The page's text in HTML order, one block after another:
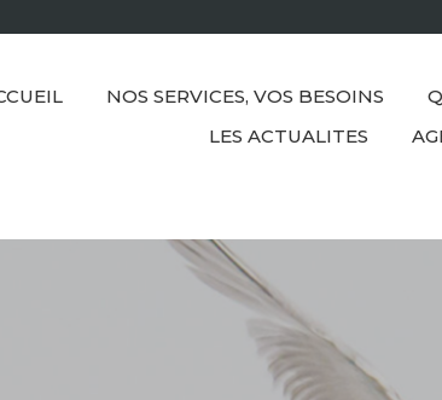
NOS SERVICES, VOS BESOINS
LES ACTUALITES